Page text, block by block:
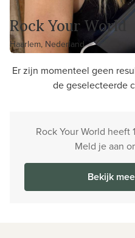
Rock Your World
Haarlem, Nederland
Er zijn momenteel geen
de geselecteerde
Rock Your World heeft
Meld je aan
Bekijk